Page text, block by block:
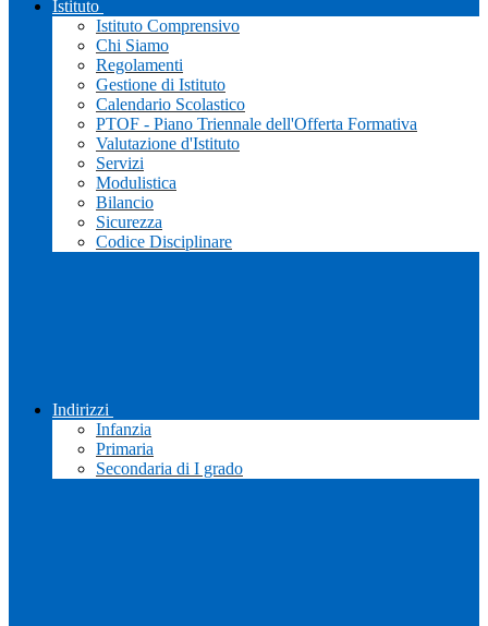
Istituto
Istituto Comprensivo
Chi Siamo
Regolamenti
Gestione di Istituto
Calendario Scolastico
PTOF - Piano Triennale dell'Offerta Formativa
Valutazione d'Istituto
Servizi
Modulistica
Bilancio
Sicurezza
Codice Disciplinare
Indirizzi
Infanzia
Primaria
Secondaria di I grado